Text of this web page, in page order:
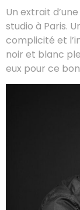
Un extrait
studio à Paris.
complicité et
noir et blanc
eux pour ce